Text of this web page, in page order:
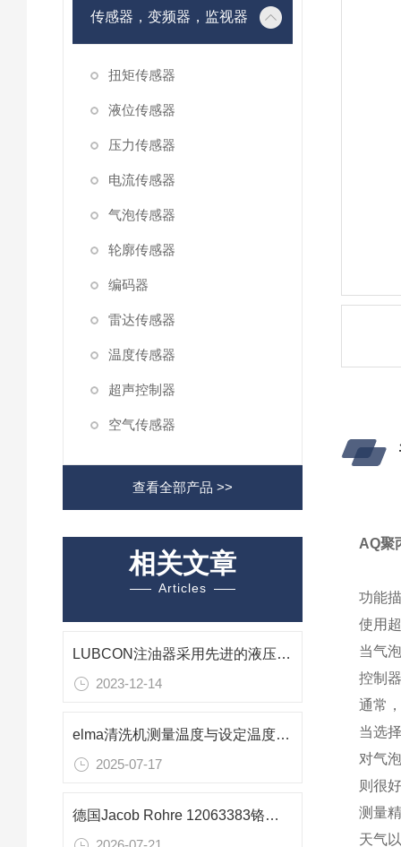
传感器，变频器，监视器
扭矩传感器
液位传感器
压力传感器
电流传感器
气泡传感器
轮廓传感器
编码器
雷达传感器
温度传感器
超声控制器
空气传感器
查看全部产品 >>
相关文章
Articles
LUBCON注油器采用先进的液压原理和控制技术
2023-12-14
elma清洗机测量温度与设定温度的大范围误差的解决方案
2025-07-17
德国Jacob Rohre 12063383铬镍钢拉环管箍在管道制造中的应用技术解析
AQ聚
功能
使用
当气
控制
通常
当选
对气
则很
测量
天气